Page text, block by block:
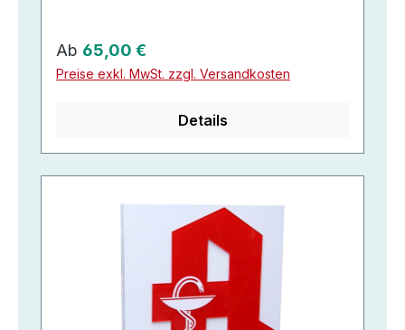
Regulärer Preis:
Ab 65,00 €
Preise exkl. MwSt. zzgl. Versandkosten
Details